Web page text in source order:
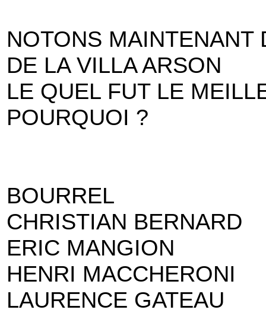
NOTONS MAINTENANT
DE LA VILLA ARSON
LE QUEL FUT LE
POURQUOI ?
BOURREL
CHRISTIAN BERNARD
ERIC MANGION
HENRI MACCHERONI
LAURENCE GATEAU